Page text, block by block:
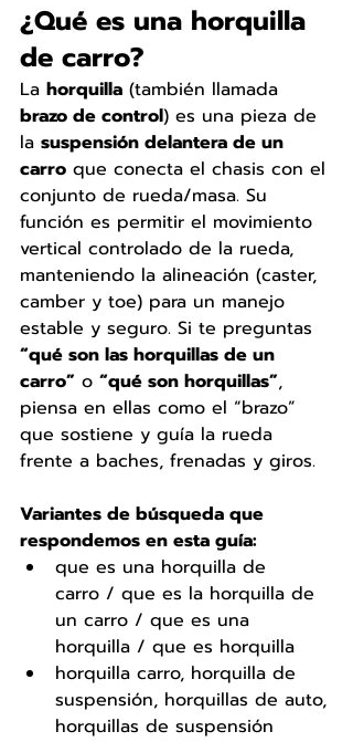
¿Qué es una horquilla
de carro?
La horquilla (también llamada
brazo de control) es una pieza de
la suspensión delantera de un
carro que conecta el chasis con el
conjunto de rueda/masa. Su
función es permitir el movimiento
vertical controlado de la rueda,
manteniendo la alineación (caster,
camber y toe) para un manejo
estable y seguro. Si te preguntas
“qué son las horquillas de un
carro” o “qué son horquillas”,
piensa en ellas como el “brazo”
que sostiene y guía la rueda
frente a baches, frenadas y giros.
Variantes de búsqueda que
respondemos en esta guía:
que es una horquilla de
carro / que es la horquilla de
un carro / que es una
horquilla / que es horquilla
horquilla carro, horquilla de
suspensión, horquillas de auto,
horquillas de suspensión